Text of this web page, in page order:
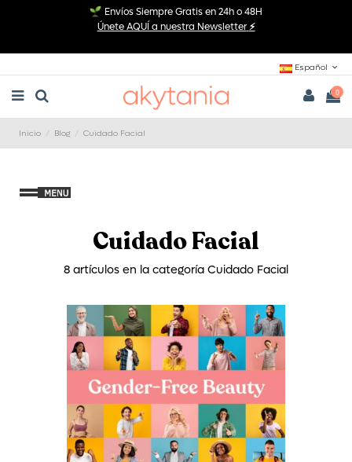
Envíos Siempre Gratis en 24h o 48H
Únete AQUÍ a nuestra Newsletter ⚡
Español
0
Inicio Blog Cuidado Facial
Cuidado Facial
8 artículos en la categoría Cuidado Facial